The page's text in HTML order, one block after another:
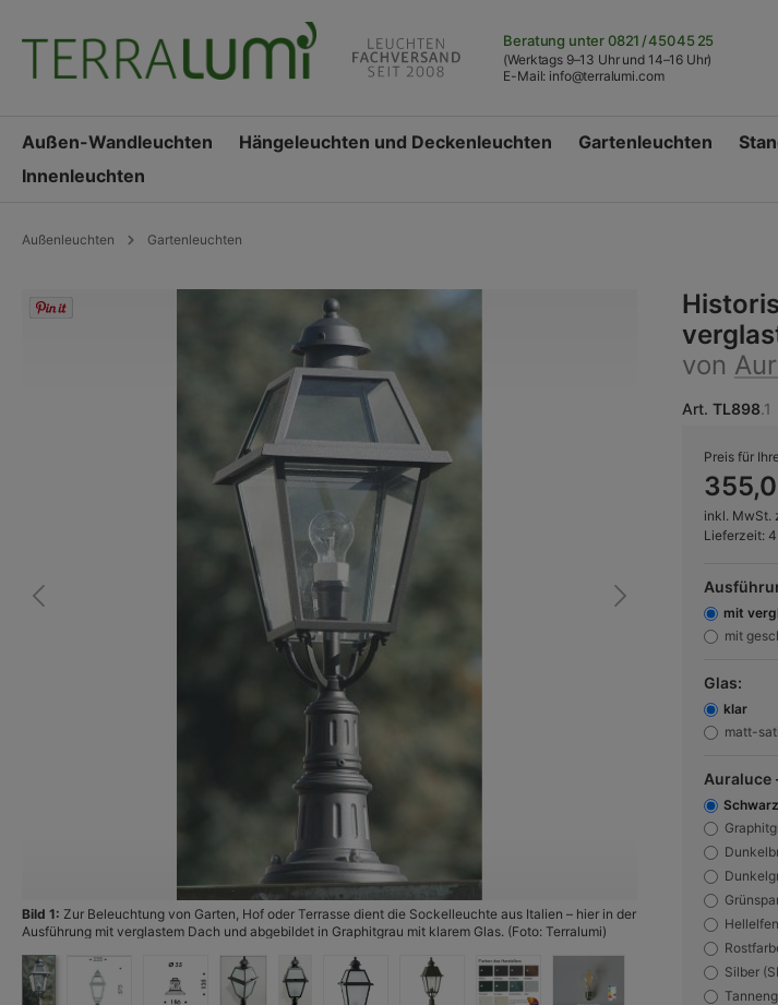
Zur Hauptnavigation springen
Beratung unter0821 / 450 45 25
(Werktags 9–13 Uhr und 14–16 Uhr)
E-Mail: info@terralumi.com
Außen-Wandleuchten Hängeleuchten und Deckenleuchten Gartenleuchten
Innenleuchten
Außenleuchten Gartenleuchten
Bildergalerie überspringen
Bild 1: Zur Beleuchtung von Garten, Hof oder Terrasse dient die Sockelleuchte aus Italien – hier in der
Ausführung mit verglastem Dach und abgebildet in Graphitgrau mit klarem Glas. (Foto: Terralumi)
von
Art. TL898.1
Preis für
inkl. MwSt.
Lieferzeit:
mit
mit
Glas:
klar
matt-
Auraluce
Silber